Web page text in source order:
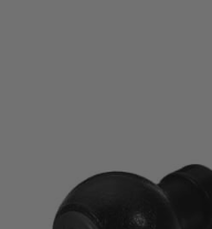
szerepelnek,